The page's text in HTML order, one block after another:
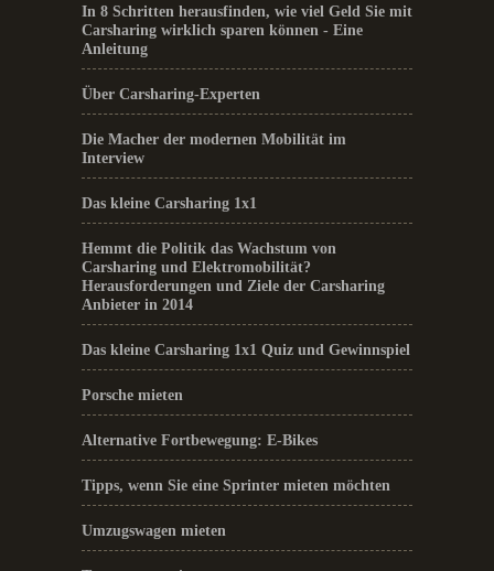
In 8 Schritten herausfinden, wie viel Geld Sie mit
Carsharing wirklich sparen können - Eine
Anleitung
Über Carsharing-Experten
Die Macher der modernen Mobilität im
Interview
Das kleine Carsharing 1x1
Hemmt die Politik das Wachstum von
Carsharing und Elektromobilität?
Herausforderungen und Ziele der Carsharing
Anbieter in 2014
Das kleine Carsharing 1x1 Quiz und Gewinnspiel
Porsche mieten
Alternative Fortbewegung: E-Bikes
Tipps, wenn Sie eine Sprinter mieten möchten
Umzugswagen mieten